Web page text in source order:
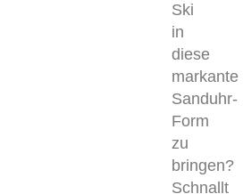
Ski
in
diese
markante
Sanduhr-
Form
zu
bringen?
Schnallt